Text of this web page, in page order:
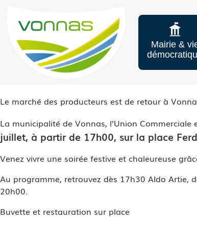
Mairie &
Le marché des producteurs est de retour à
La municipalité de Vonnas, l’Union
juillet, à partir de 17h00, sur la place
Venez vivre une soirée festive et chaleureuse
Au programme, retrouvez dès 17h30 Aldo Artie,
20h00.
Buvette et restauration sur place